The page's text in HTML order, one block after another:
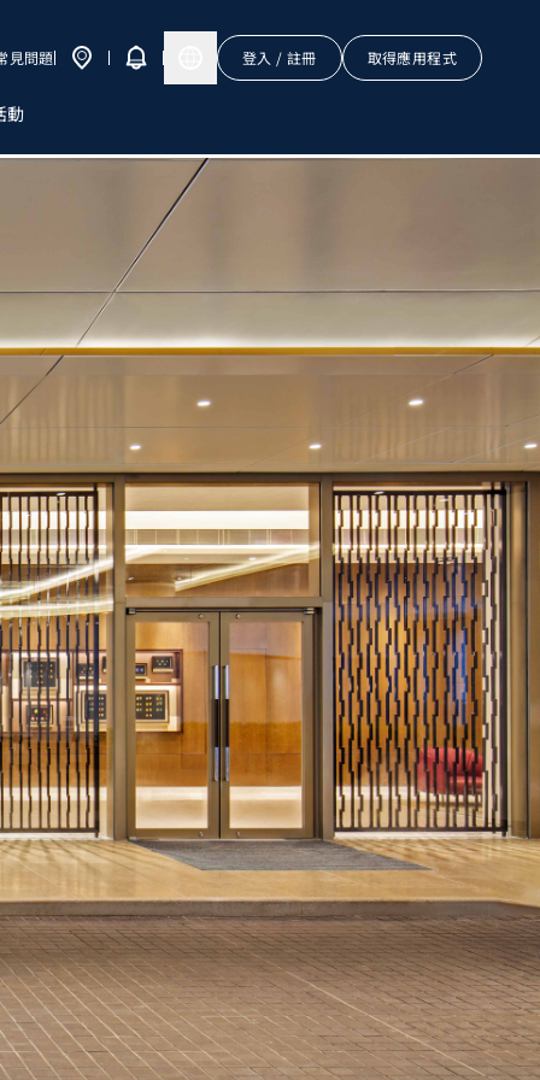
見問題 登入 / 註冊 取得應用程式
動